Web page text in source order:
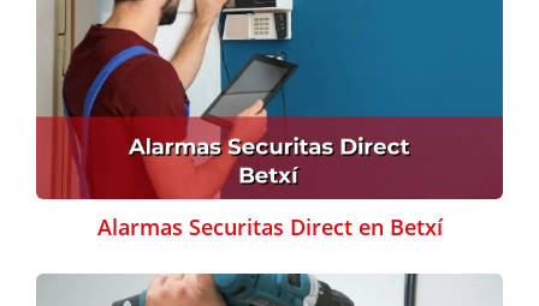
Alarmas Securitas Direct en Betxí